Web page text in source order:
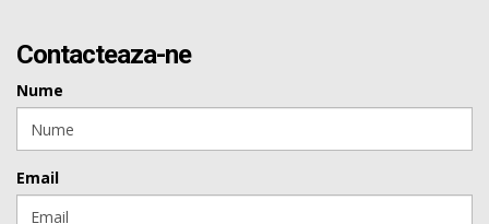
Contacteaza-ne
Nume
Email